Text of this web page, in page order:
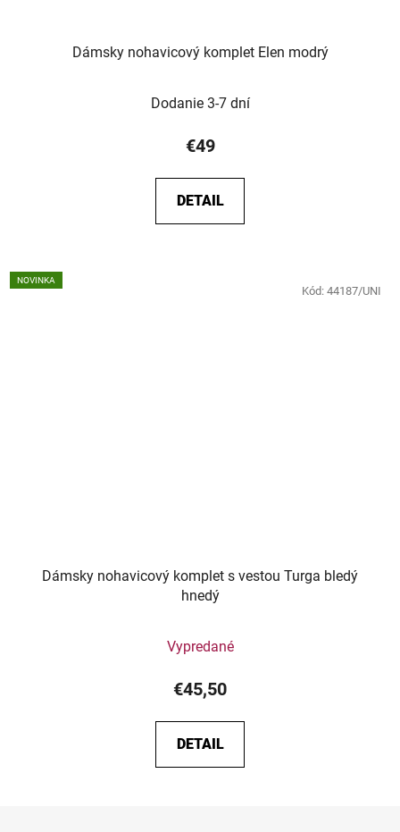
Dámsky nohavicový komplet Elen modrý
Dodanie 3-7 dní
€49
DETAIL
NOVINKA
Dámsky nohavicový komplet s vestou Turga bledý
hnedý
Vypredané
€45,50
DETAIL
Kód: 44187/UNI